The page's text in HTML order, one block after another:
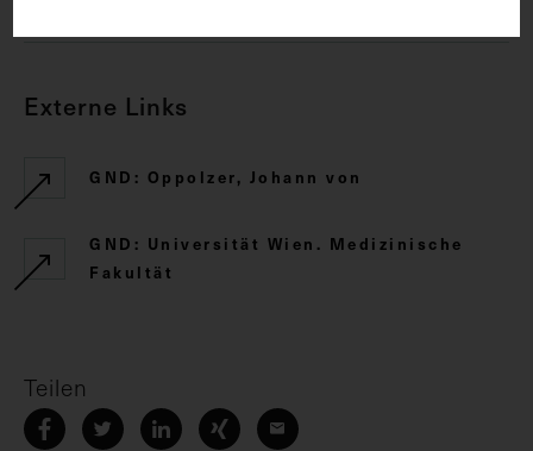
Externe Links
GND: Oppolzer, Johann von
GND: Universität Wien. Medizinische
Fakultät
Teilen